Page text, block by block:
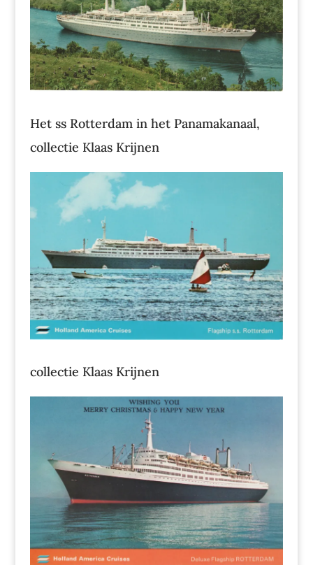
Het ss Rotterdam in het Panamakanaal,
collectie Klaas Krijnen
collectie Klaas Krijnen